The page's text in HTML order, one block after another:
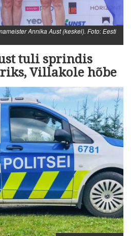
Annika Aust (keskel). Foto: Eesti
tuli sprindis
Villakole hõbe